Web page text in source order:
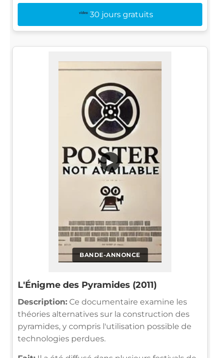
30 jours gratuits
BANDE-ANNONCE
▶
L'Énigme des Pyramides (2011)
Description: Ce documentaire examine les
théories alternatives sur la construction des
pyramides, y compris l'utilisation possible de
technologies perdues.